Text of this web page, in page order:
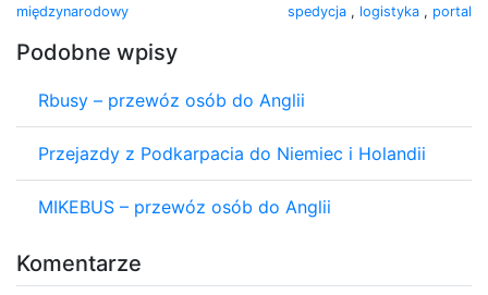
międzynarodowy
spedycja , logistyka , portal
Podobne wpisy
Rbusy – przewóz osób do Anglii
Przejazdy z Podkarpacia do Niemiec i Holandii
MIKEBUS – przewóz osób do Anglii
Komentarze